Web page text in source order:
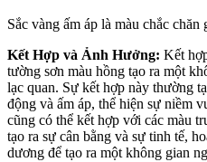
Sắc vàng ấm áp là màu chắc
Kết Hợp và Ảnh Hưởng: Kết
tường sơn màu hồng tạo ra một
lạc quan. Sự kết hợp này thường
động và ấm áp, thể hiện sự niềm
cũng có thể kết hợp với các màu
tạo ra sự cân bằng và sự tinh tế,
dương để tạo ra một không gian